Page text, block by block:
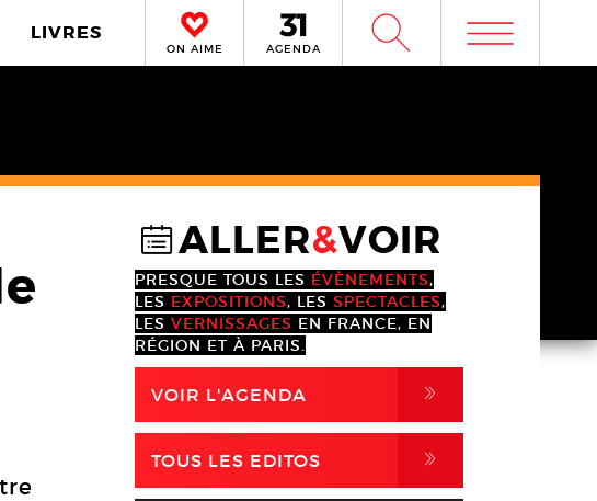
LIVRES
ON AIME AGENDA W m
@ALLER&VOIR
PRESQUE TOUS LES ÉVÈNEMENTS,
LES EXPOSITIONS, LES SPECTACLES,
LES VERNISSAGES EN FRANCE, EN
RÉGION ET À PARIS.
VOIR L'AGENDA ,
TOUS LES EDITOS ,